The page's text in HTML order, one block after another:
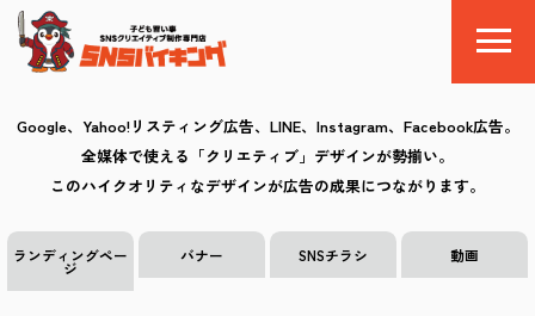
SNSバイキングとは
料金
制作の流れ
Google、Yahoo!リスティング広告、LINE、Instagram、Facebook広告。
全媒体で使える「クリエティブ」デザインが勢揃い。
このハイクオリティなデザインが広告の成果につながります。
ランディングペー
ジ
バナー SNSチラシ 動画